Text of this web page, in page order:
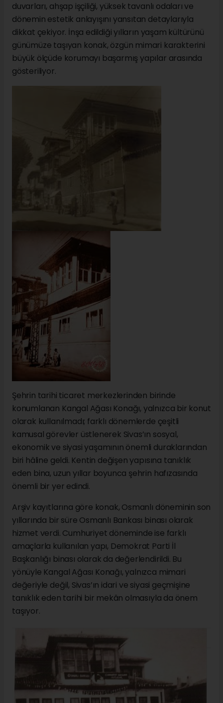
duvarları, ahşap işçiliği, yüksek tavanlı odaları ve
dönemin estetik anlayışını yansıtan detaylarıyla
dikkat çekiyor. İnşa edildiği yılların yaşam kültürünü
günümüze taşıyan konak, özgün mimari karakterini
büyük ölçüde korumayı başarmış yapılar arasında
gösteriliyor.
Şehrin tarihi ticaret merkezlerinden birinde
konumlanan Kangal Ağası Konağı, yalnızca bir konut
olarak kullanılmadı; farklı dönemlerde çeşitli
kamusal görevler üstlenerek Sivas’ın sosyal,
ekonomik ve siyasi yaşamının önemli duraklarından
biri hâline geldi. Kentin değişen yapısına tanıklık
eden bina, uzun yıllar boyunca şehrin hafızasında
önemli bir yer edindi.
Arşiv kayıtlarına göre konak, Osmanlı döneminin son
yıllarında bir süre Osmanlı Bankası binası olarak
hizmet verdi. Cumhuriyet döneminde ise farklı
amaçlarla kullanılan yapı, Demokrat Parti İl
Başkanlığı binası olarak da değerlendirildi. Bu
yönüyle Kangal Ağası Konağı, yalnızca mimari
değeriyle değil, Sivas’ın idari ve siyasi geçmişine
tanıklık eden tarihi bir mekân olmasıyla da önem
taşıyor.